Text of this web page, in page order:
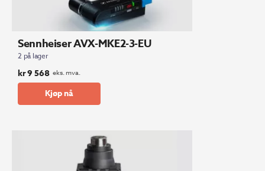
Sennheiser AVX-MKE2-3-EU
2 på lager
kr9 568 eks. mva.
Kjøp nå